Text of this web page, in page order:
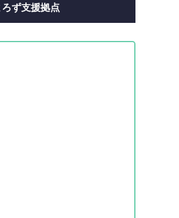
ず支援拠点